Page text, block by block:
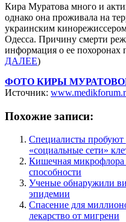
Кира Муратова много и
однако она проживала на
украинским
Одесса. Причину смерти
информация о ее похоронах
ДАЛЕЕ)
ФОТО КИРЫ
Источник:
Похожие записи:
Специалисты пробуют
«социальные сети»
Кишечная микрофлора
способности
Ученые обнаружили
эпидемии
Спасение для
лекарство от мигрени